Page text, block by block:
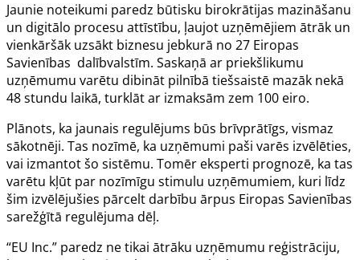
Jaunie noteikumi paredz būtisku birokrātijas mazināšanu
un digitālo procesu attīstību, ļaujot uzņēmējiem ātrāk un
vienkāršāk uzsākt biznesu jebkurā no 27 Eiropas
Savienības dalībvalstīm. Saskaņā ar priekšlikumu
uzņēmumu varētu dibināt pilnībā tiešsaistē mazāk nekā
48 stundu laikā, turklāt ar izmaksām zem 100 eiro.
Plānots, ka jaunais regulējums būs brīvprātīgs, vismaz
sākotnēji. Tas nozīmē, ka uzņēmumi paši varēs izvēlēties,
vai izmantot šo sistēmu. Tomēr eksperti prognozē, ka tas
varētu kļūt par nozīmīgu stimulu uzņēmumiem, kuri līdz
šim izvēlējušies pārcelt darbību ārpus Eiropas Savienības
sarežģītā regulējuma dēļ.
“EU Inc.” paredz ne tikai ātrāku uzņēmumu reģistrāciju,